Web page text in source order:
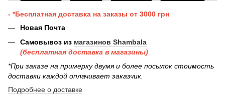
- *Бесплатная доставка на заказы от 3000 грн
Новая Почта
Самовывоз из магазинов Shambala
(бесплатная доставка в магазины)
*При заказе на примерку двумя и более посылок стоимость
доставки каждой оплачивает заказчик.
Подробнее о доставке